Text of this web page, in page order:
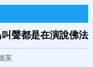
聲都是在演說佛法
英